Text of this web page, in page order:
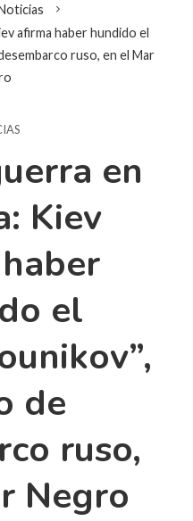
afirma haber hundido el
ruso, en el Mar
en
Kiev
el
de
ruso,
Negro